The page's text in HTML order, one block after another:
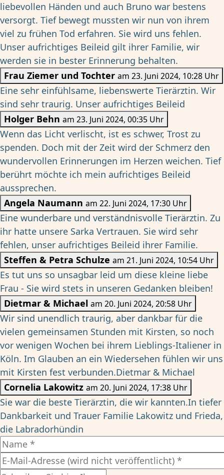
liebevollen Händen und auch Bruno war bestens
versorgt. Tief bewegt mussten wir nun von ihrem
viel zu frühen Tod erfahren. Sie wird uns fehlen.
Unser aufrichtiges Beileid gilt ihrer Familie, wir
werden sie in bester Erinnerung behalten.
Frau Ziemer und Tochter
am 23. Juni 2024, 10:28 Uhr
Eine sehr einfühlsame, liebenswerte Tierärztin. Wir
sind sehr traurig. Unser aufrichtiges Beileid
Holger Behn
am 23. Juni 2024, 00:35 Uhr
Wenn das Licht verlischt, ist es schwer, Trost zu
spenden. Doch mit der Zeit wird der Schmerz den
wundervollen Erinnerungen im Herzen weichen. Tief
berührt möchte ich mein aufrichtiges Beileid
aussprechen.
Angela Naumann
am 22. Juni 2024, 17:30 Uhr
Eine wunderbare und verständnisvolle Tierärztin. Zu
ihr hatte unsere Sarka Vertrauen. Sie wird sehr
fehlen, unser aufrichtiges Beileid ihrer Familie.
Steffen & Petra Schulze
am 21. Juni 2024, 10:54 Uhr
Es tut uns so unsagbar leid um diese kleine liebe
Frau - Sie wird stets in unseren Gedanken bleiben!
Dietmar & Michael
am 20. Juni 2024, 20:58 Uhr
Wir sind unendlich traurig, aber dankbar für die
vielen gemeinsamen Stunden mit Kirsten, so noch
vor wenigen Wochen bei ihrem Lieblings-Italiener in
Köln. Im Glauben an ein Wiedersehen fühlen wir uns
mit Kirsten fest verbunden.Dietmar & Michael
Cornelia Lakowitz
am 20. Juni 2024, 17:38 Uhr
Sie war die beste Tierärztin, die wir kannten.In tiefer
Dankbarkeit und Trauer Familie Lakowitz und Frieda,
die Labradorhündin